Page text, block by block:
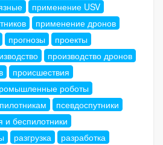
применение USV
применение дронов
прогнозы
проекты
производство дронов
происшествия
роботы
псевдоспутники
и беспилотники
разгрузка
разработка